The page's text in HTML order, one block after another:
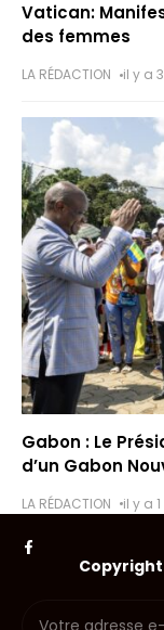
Vatican:
des femmes
LA RÉDACTION il y a
Gabon : Le
d’un Gabon
LA RÉDACTION il y a
Copyright